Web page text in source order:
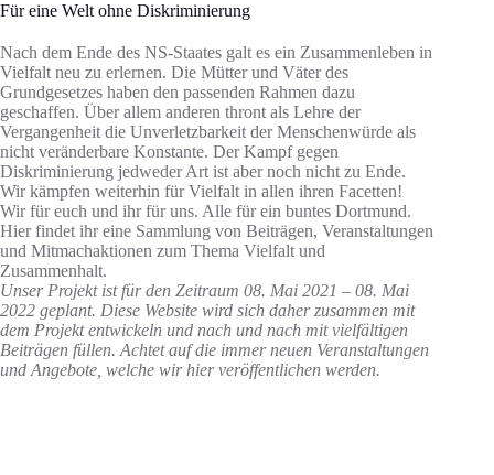
Für eine Welt ohne Diskriminierung
Nach dem Ende des NS-Staates galt es ein Zusammenleben in
Vielfalt neu zu erlernen. Die Mütter und Väter des
Grundgesetzes haben den passenden Rahmen dazu
geschaffen. Über allem anderen thront als Lehre der
Vergangenheit die Unverletzbarkeit der Menschenwürde als
nicht veränderbare Konstante. Der Kampf gegen
Diskriminierung jedweder Art ist aber noch nicht zu Ende.
Wir kämpfen weiterhin für Vielfalt in allen ihren Facetten!
Wir für euch und ihr für uns. Alle für ein buntes Dortmund.
Hier findet ihr eine Sammlung von Beiträgen, Veranstaltungen
und Mitmachaktionen zum Thema Vielfalt und
Zusammenhalt.
Unser Projekt ist für den Zeitraum 08. Mai 2021 – 08. Mai
2022 geplant. Diese Website wird sich daher zusammen mit
dem Projekt entwickeln und nach und nach mit vielfältigen
Beiträgen füllen. Achtet auf die immer neuen Veranstaltungen
und Angebote, welche wir hier veröffentlichen werden.